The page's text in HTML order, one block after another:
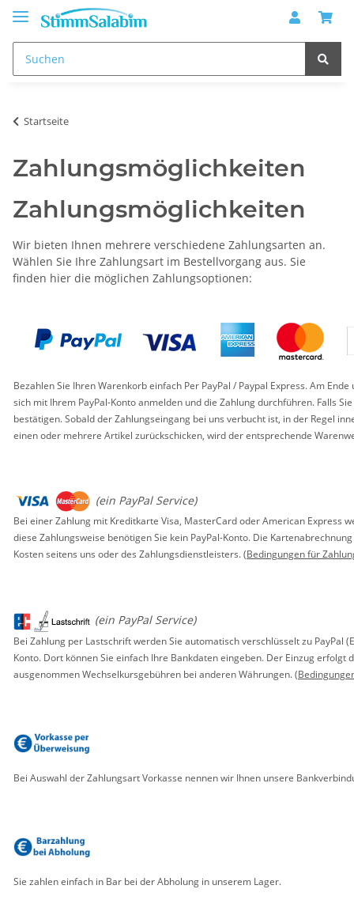
Startseite
Zahlungsmöglichkeiten
Zahlungsmöglichkeiten
Wir bieten Ihnen mehrere verschiedene Zahlungsarten an.
Wählen Sie Ihre Zahlungsart im Bestellvorgang aus. Sie
finden hier die möglichen Zahlungsoptionen:
Bezahlen Sie Ihren Warenkorb einfach Per PayPal / Paypal Express. Am
sich mit Ihrem PayPal-Konto anmelden und die Zahlung durchführen. Falls
bestätigen. Sobald der Zahlungseingang bei uns verbucht ist, in der Regel
einen oder mehrere Artikel zurückschicken, wird der entsprechende
(ein PayPal Service)
Bei einer Zahlung mit Kreditkarte Visa, MasterCard oder American Express
diese Zahlungsweise benötigen Sie kein PayPal-Konto. Die
Kosten seitens uns oder des Zahlungsdienstleisters.(Bedingungen für
(ein PayPal Service)
Bei Zahlung per Lastschrift werden Sie automatisch verschlüsselt zu PayPal
Konto. Dort können Sie einfach Ihre Bankdaten eingeben. Der Einzug
ausgenommen Wechselkursgebühren bei anderen Währungen.
Bei Auswahl der Zahlungsart Vorkasse nennen wir Ihnen unsere
Sie zahlen einfach in Bar bei der Abholung in unserem Lager.